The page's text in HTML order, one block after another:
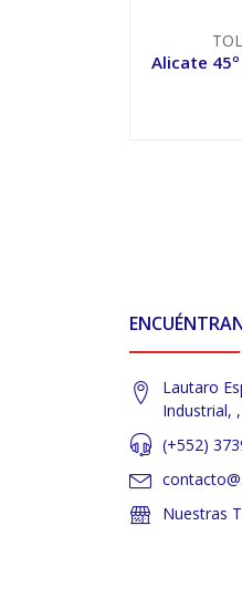
Alicate
Lautaro
Industrial,
(+552)
Nuestras